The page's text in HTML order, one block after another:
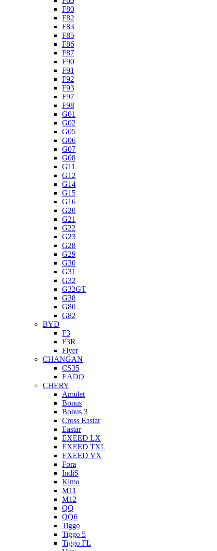
F80
F82
F83
F85
F86
F87
F90
F91
F92
F93
F97
F98
G01
G02
G05
G06
G07
G08
G11
G12
G14
G15
G16
G20
G21
G22
G23
G28
G29
G30
G31
G32
G32GT
G38
G80
G82
BYD
F3
F3R
Flyer
CHANGAN
CS35
EADO
CHERY
Amulet
Bonus
Bonus 3
Cross Eastar
Eastar
EXEED LX
EXEED TXL
EXEED VX
Fora
IndiS
Kimo
M11
M12
QQ
QQ6
Tiggo
Tiggo 5
Tiggo FL